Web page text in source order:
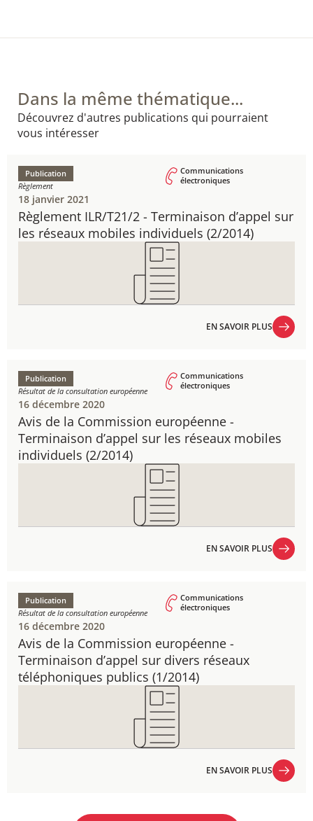
Dans la même thématique...
Découvrez d'autres publications qui pourraient
vous intéresser
Règlement ILR/T21/2 - ​Terminaison d’appel sur
les réseaux mobiles individuels ​(2/2014)
Publication
Règlement
Communications
électroniques
18 janvier 2021
EN SAVOIR PLUS
Avis de la Commission européenne - ​
Terminaison d’appel sur les réseaux mobiles
individuels ​(2/2014)
Publication
Résultat de la consultation européenne
Communications
électroniques
16 décembre 2020
EN SAVOIR PLUS
Avis de la Commission européenne - ​
Terminaison d’appel sur divers réseaux
téléphoniques publics (1/2014)
Publication
Résultat de la consultation européenne
Communications
électroniques
16 décembre 2020
EN SAVOIR PLUS